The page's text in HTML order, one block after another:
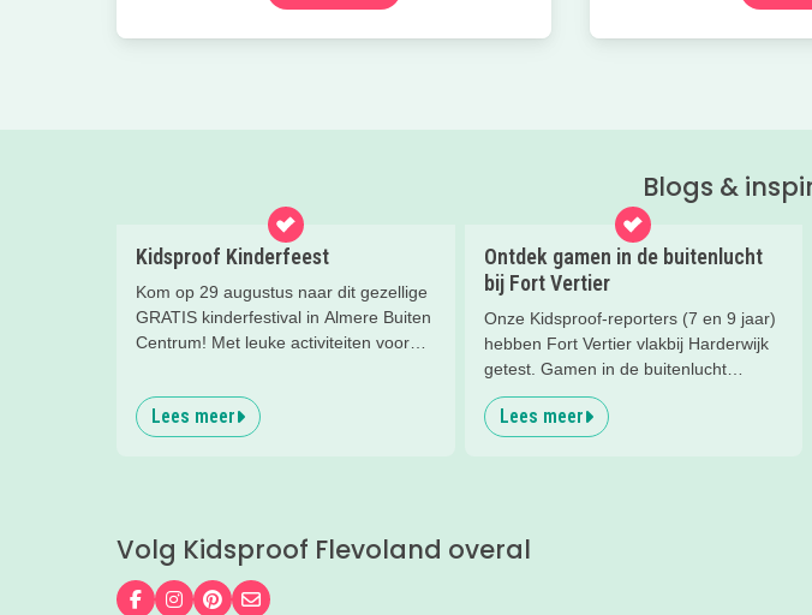
Blogs &
Kidsproof Kinderfeest
Kom op 29 augustus naar dit gezellige
GRATIS kinderfestival in Almere Buiten
Centrum! Met leuke activiteiten voor
Lees meer
Ontdek gamen in de buitenlucht
bij Fort Vertier
Onze Kidsproof-reporters (7 en 9 jaar)
hebben Fort Vertier vlakbij Harderwijk
getest. Gamen in de buitenlucht
waarbij je direct iets te weten komt
over de Romeinen die hier vroeger
Lees meer
Volg Kidsproof Flevoland overal
Volg ons op Facebook
Volg ons op Instagram
Volg ons op Pinterest
Mail ons